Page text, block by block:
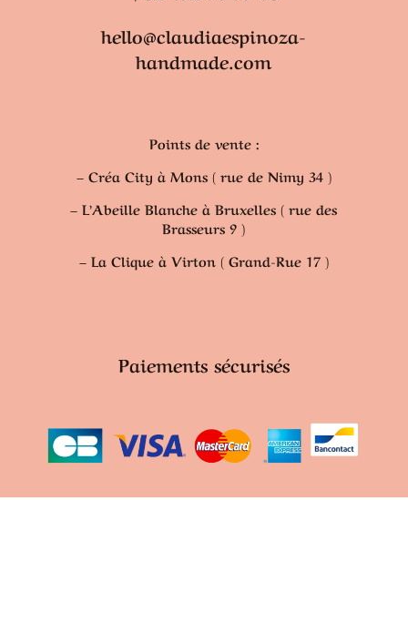
hello@claudiaespinoza-
handmade.com
Points de vente :
– Créa City à Mons ( rue de Nimy 34 )
– L’Abeille Blanche à Bruxelles ( rue des
Brasseurs 9 )
– La Clique à Virton ( Grand-Rue 17 )
Paiements sécurisés